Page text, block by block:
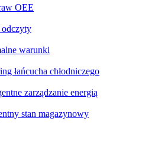
OEE
odczyty
warunki
łańcucha chłodniczego
zarządzanie energią
stan magazynowy